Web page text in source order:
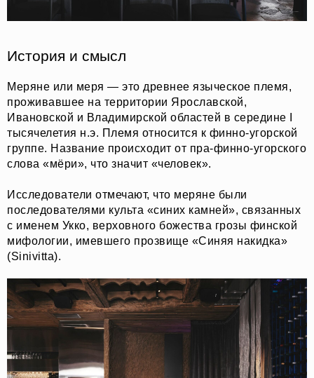
История и смысл
Меряне или меря — это древнее языческое племя,
проживавшее на территории Ярославской,
Ивановской и Владимирской областей в середине I
тысячелетия н.э. Племя относится к финно-угорской
группе. Название происходит от пра-финно-угорского
слова «мёри», что значит «человек».
Исследователи отмечают, что меряне были
последователями культа «синих камней», связанных
с именем Укко, верховного божества грозы финской
мифологии, имевшего прозвище «Синяя накидка»
(Sinivitta).